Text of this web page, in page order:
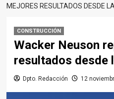
MEJORES RESULTADOS DESDE
CONSTRUCCIÓN
Wacker Neuson
resultados desde
Dpto. Redacción 12